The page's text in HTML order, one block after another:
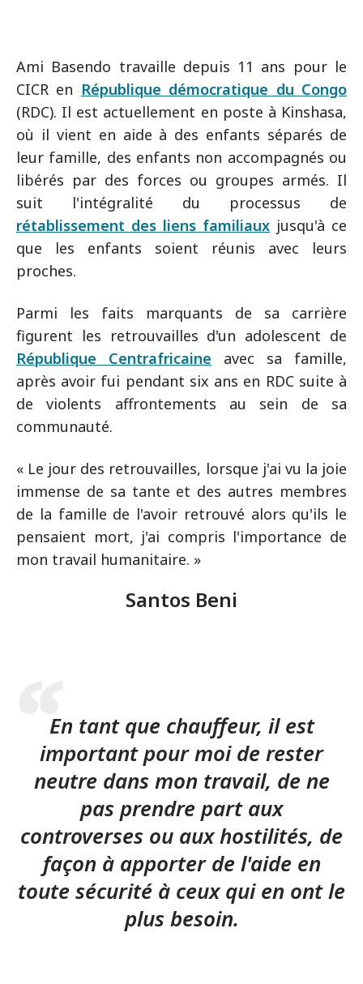
Ami Basendo travaille depuis 11 ans pour le
CICR en République démocratique du Congo
(RDC). Il est actuellement en poste à Kinshasa,
où il vient en aide à des enfants séparés de
leur famille, des enfants non accompagnés ou
libérés par des forces ou groupes armés. Il
suit l'intégralité du processus de
rétablissement des liens familiaux jusqu'à ce
que les enfants soient réunis avec leurs
proches.
Parmi les faits marquants de sa carrière
figurent les retrouvailles d'un adolescent de
République Centrafricaine avec sa famille,
après avoir fui pendant six ans en RDC suite à
de violents affrontements au sein de sa
communauté.
« Le jour des retrouvailles, lorsque j'ai vu la joie
immense de sa tante et des autres membres
de la famille de l'avoir retrouvé alors qu'ils le
pensaient mort, j'ai compris l'importance de
mon travail humanitaire. »
Santos Beni
En tant que chauffeur, il est
important pour moi de rester
neutre dans mon travail, de ne
pas prendre part aux
controverses ou aux hostilités, de
façon à apporter de l'aide en
toute sécurité à ceux qui en ont le
plus besoin.